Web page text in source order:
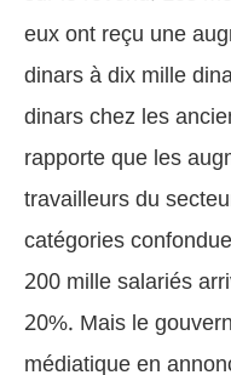
eux ont reçu une
dinars à dix mille
dinars chez les
rapporte que les
travailleurs du
catégories
200 mille salariés
20%. Mais le
médiatique en